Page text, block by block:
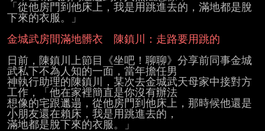
「從他房門到他床上，我是用跳進去的，滿地都是脫
下來的衣服。」
金城武房間滿地髒衣　陳鎮川：走路要用跳的
日前，陳鎮川上節目《坐吧！聊聊》分享前同事金城
武私下不為人知的一面，當年擔任男
神執行助理的陳鎮川，某次去金城武天母家中接對方
工作，「他在家裡簡直是你沒有辦法
想像的宅跟邋遢，從他房門到他床上，那時候他還是
小朋友還在賴床，我是用跳進去的，
滿地都是脫下來的衣服。」